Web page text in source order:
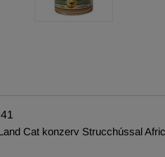
Cat konzerv Strucchússal